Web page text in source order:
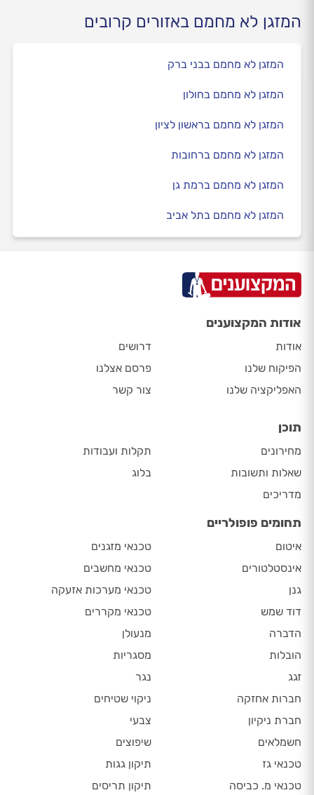
המזגן לא מחמם באזורים קרובים
המזגן לא מחמם בבני ברק
המזגן לא מחמם בחולון
המזגן לא מחמם בראשון לציון
המזגן לא מחמם ברחובות
המזגן לא מחמם ברמת גן
המזגן לא מחמם בתל אביב
אודות המקצוענים
אודות
הפיקוח שלנו
האפליקציה שלנו
דרושים
פרסם אצלנו
צור קשר
תוכן
מחירונים
שאלות ותשובות
מדריכים
תקלות ועבודות
בלוג
תחומים פופולריים
איטום
אינסטלטורים
גנן
דוד שמש
הדברה
הובלות
זגג
חברות אחזקה
חברת ניקיון
חשמלאים
טכנאי גז
טכנאי מ. כביסה
טכנאי מזגנים
טכנאי מחשבים
טכנאי מערכות אזעקה
טכנאי מקררים
מנעולן
מסגריות
נגר
ניקוי שטיחים
צבעי
שיפוצים
תיקון גגות
תיקון תריסים